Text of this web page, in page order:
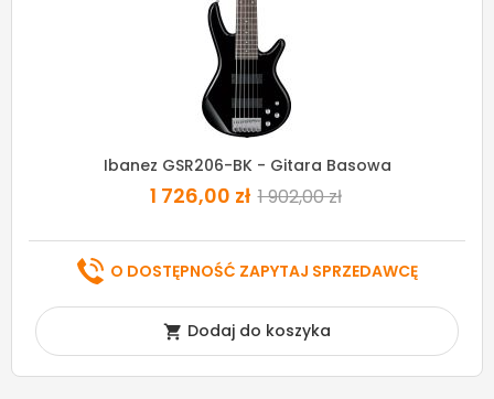
Ibanez GSR206-BK - Gitara Basowa
1 726,00 zł 1 902,00 zł
O DOSTĘPNOŚĆ ZAPYTAJ SPRZEDAWCĘ
 Dodaj do koszyka